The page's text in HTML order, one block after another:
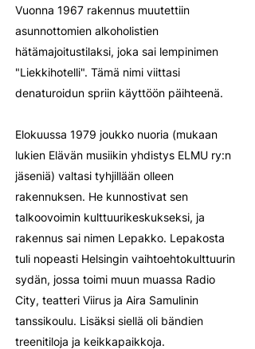
Vuonna 1967 rakennus muutettiin
asunnottomien alkoholistien
hätämajoitustilaksi, joka sai lempinimen
"Liekkihotelli". Tämä nimi viittasi
denaturoidun spriin käyttöön päihteenä.
Elokuussa 1979 joukko nuoria (mukaan
lukien Elävän musiikin yhdistys ELMU ry:n
jäseniä) valtasi tyhjillään olleen
rakennuksen. He kunnostivat sen
talkoovoimin kulttuurikeskukseksi, ja
rakennus sai nimen Lepakko. Lepakosta
tuli nopeasti Helsingin vaihtoehtokulttuurin
sydän, jossa toimi muun muassa Radio
City, teatteri Viirus ja Aira Samulinin
tanssikoulu. Lisäksi siellä oli bändien
treenitiloja ja keikkapaikkoja.